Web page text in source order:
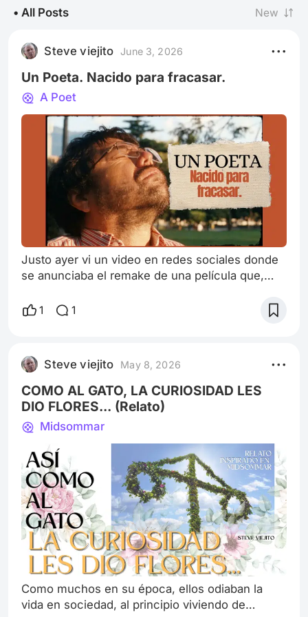
• All Posts New
Steve viejito June 3, 2026
Un Poeta. Nacido para fracasar.
A Poet
Justo ayer vi un video en redes sociales donde
se anunciaba el remake de una película que,
bien sabido que la gran parte de la atención se
encuentran arrinconadas en los espacios donde
pocas veces las masas voltean a ver. Un Poeta -
Simón Mesa Soto (2025) Esta película co
1 1
Steve viejito May 8, 2026
COMO AL GATO, LA CURIOSIDAD LES
DIO FLORES... (Relato)
Midsommar
Como muchos en su época, ellos odiaban la
vida en sociedad, al principio viviendo de